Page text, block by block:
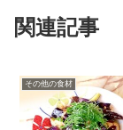
関連記事
その他の食材